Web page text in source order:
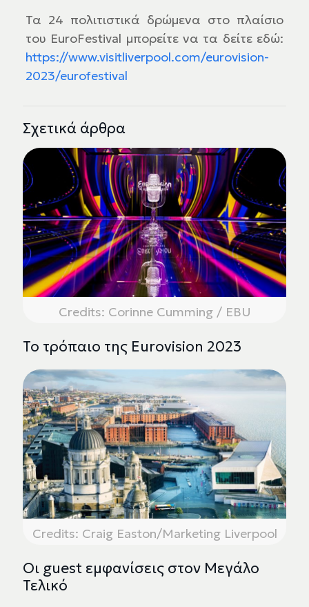
Τα 24 πολιτιστικά δρώμενα στο πλαίσιο
του EuroFestival μπορείτε να τα δείτε εδώ:
https://www.visitliverpool.com/eurovision-
2023/eurofestival
Σχετικά άρθρα
Credits: Corinne Cumming / EBU
Το τρόπαιο της Eurovision 2023
Credits: Craig Easton/Marketing Liverpool
Οι guest εμφανίσεις στον Μεγάλο
Τελικό